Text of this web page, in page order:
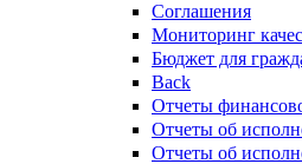
Соглашения
Мониторинг
Бюджет для
Back
Отчеты
Отчеты об
Отчеты об